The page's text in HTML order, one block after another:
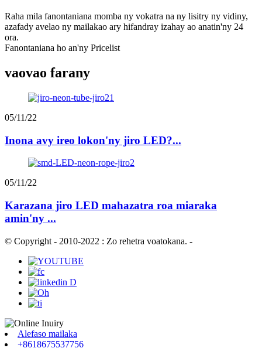
Raha mila fanontaniana momba ny vokatra na ny lisitry ny vidiny,
azafady avelao ny mailakao ary hifandray izahay ao anatin'ny 24
ora.
Fanontaniana ho an'ny Pricelist
vaovao farany
05/11/22
Inona avy ireo lokon'ny jiro LED?...
05/11/22
Karazana jiro LED mahazatra roa miaraka
amin'ny ...
© Copyright - 2010-2022 : Zo rehetra voatokana. -
Alefaso mailaka
+8618675537756